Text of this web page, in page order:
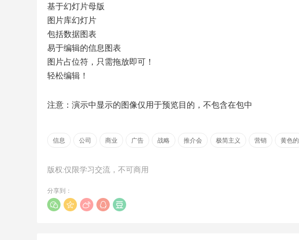
基于幻灯片母版
图片库幻灯片
包括数据图表
易于编辑的信息图表
图片占位符，只需拖放即可！
轻松编辑！
注意：演示中显示的图像仅用于预览目的，不包含在包中
信息 公司 商业 广告 战略 推介会 极简主义 营销 黄色的
版权:仅限学习交流，不可商用
分享到：